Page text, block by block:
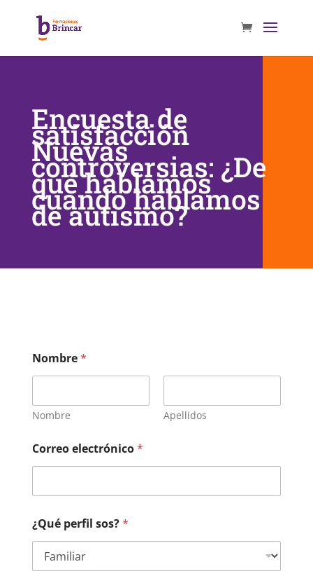
Encuesta de
satisfacción
Nuevas
controversias: ¿De
qué hablamos
cuando hablamos
de autismo?
Nombre*
Nombre Apellidos
Correo electrónico*
¿Qué perfil sos?*